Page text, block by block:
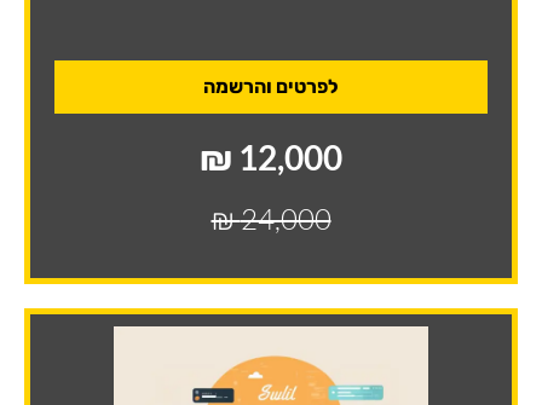
לפרטים והרשמה
12,000 ₪
24,000 ₪